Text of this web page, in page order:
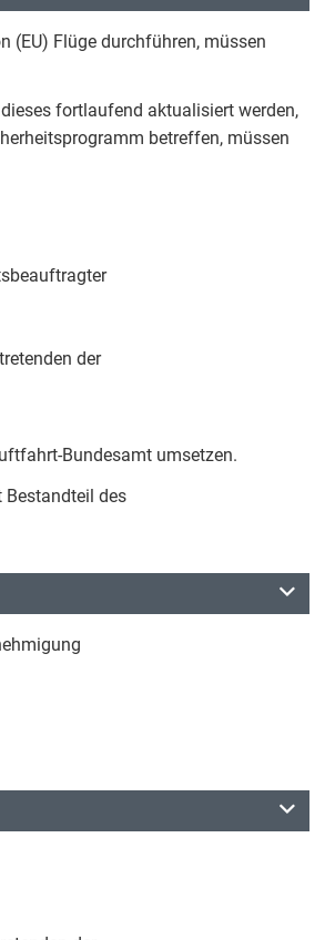
(EU) Flüge durchführen, müssen
fortlaufend aktualisiert werden,
betreffen, müssen
der
Bundesamt umsetzen.
des